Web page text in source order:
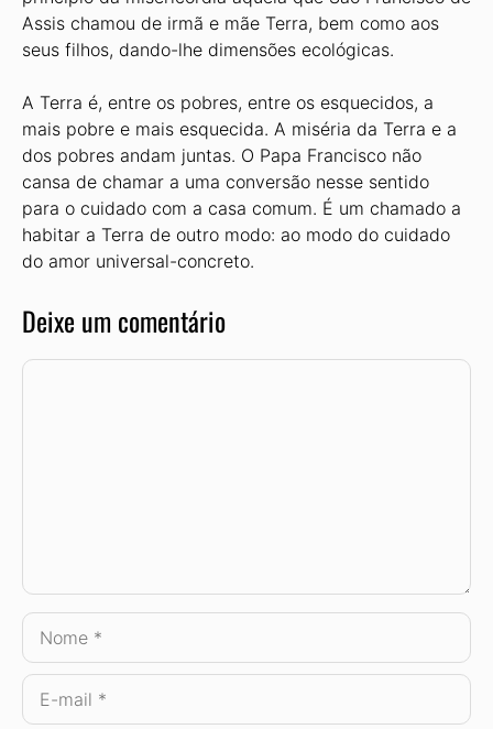
Assis chamou de irmã e mãe Terra, bem como aos
seus filhos, dando-lhe dimensões ecológicas.
A Terra é, entre os pobres, entre os esquecidos, a
mais pobre e mais esquecida. A miséria da Terra e a
dos pobres andam juntas. O Papa Francisco não
cansa de chamar a uma conversão nesse sentido
para o cuidado com a casa comum. É um chamado a
habitar a Terra de outro modo: ao modo do cuidado
do amor universal-concreto.
Deixe um comentário
Comentário
Nome
E-
mail